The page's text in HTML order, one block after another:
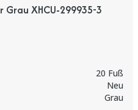
XHCU-299935-3
20 Fuß
Neu
Grau